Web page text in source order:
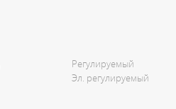
Регулируемый
Эл. регулируемый